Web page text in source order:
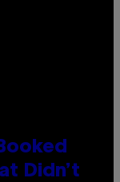
Didn’t